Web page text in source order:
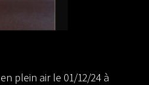
plein air le 01/12/24 à